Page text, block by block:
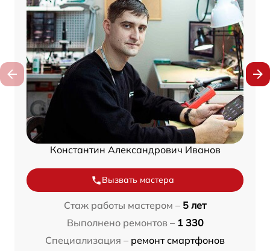
Константин Александрович Иванов
Вызвать мастера
Стаж работы мастером – 5 лет
Выполнено ремонтов – 1 330
Специализация – ремонт смартфонов